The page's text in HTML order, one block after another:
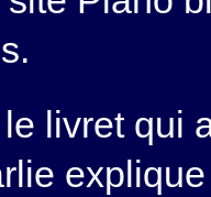
livret qui